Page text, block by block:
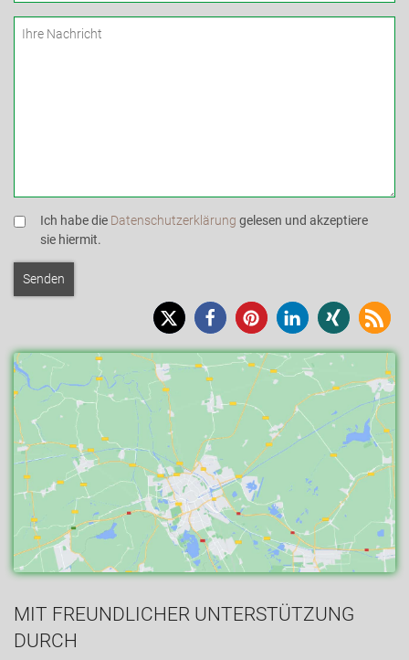
Ich habe die Datenschutzerklärung gelesen und akzeptiere
sie hiermit.
MIT FREUNDLICHER UNTERSTÜTZUNG
DURCH